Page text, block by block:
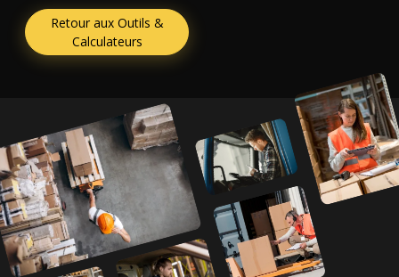
Retour aux Outils &
Calculateurs